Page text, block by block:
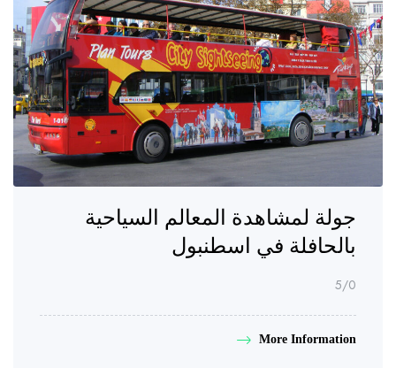
جولة لمشاهدة المعالم السياحية
بالحافلة في اسطنبول
0
/5
More Information